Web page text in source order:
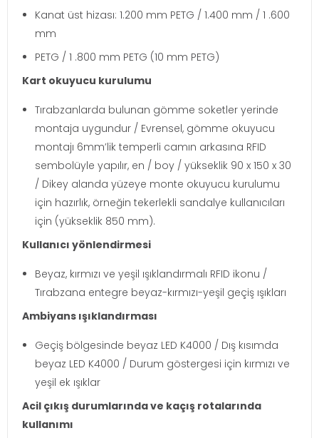
Kanat üst hizası: 1.200 mm PETG / 1.400 mm / 1 .600
mm
PETG / 1 .800 mm PETG (10 mm PETG)
Kart okuyucu kurulumu
Tırabzanlarda bulunan gömme soketler yerinde
montaja uygundur / Evrensel, gömme okuyucu
montajı 6mm’lik temperli camın arkasına RFID
sembolüyle yapılır, en / boy / yükseklik 90 x 150 x 30
/ Dikey alanda yüzeye monte okuyucu kurulumu
için hazırlık, örneğin tekerlekli sandalye kullanıcıları
için (yükseklik 850 mm).
Kullanıcı yönlendirmesi
Beyaz, kırmızı ve yeşil ışıklandırmalı RFID ikonu /
Tırabzana entegre beyaz-kırmızı-yeşil geçiş ışıkları
Ambiyans ışıklandırması
Geçiş bölgesinde beyaz LED K4000 / Dış kısımda
beyaz LED K4000 / Durum göstergesi için kırmızı ve
yeşil ek ışıklar
Acil çıkış durumlarında ve kaçış rotalarında
kullanımı